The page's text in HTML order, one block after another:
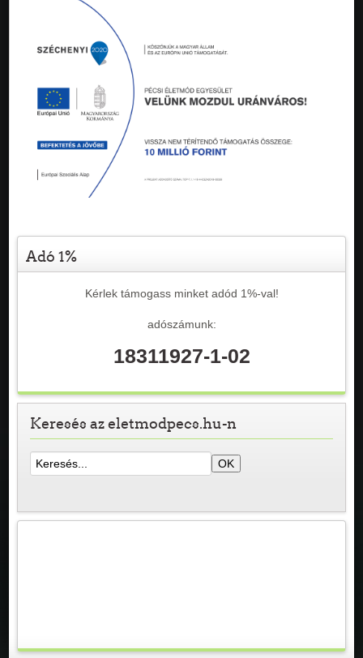
Adó 1%
Kérlek támogass minket adód 1%-val!
adószámunk:
18311927-1-02
Keresés az eletmodpecs.hu-n